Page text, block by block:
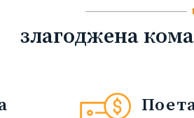
злагоджена